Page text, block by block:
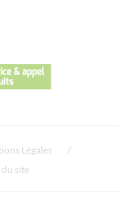
Légales
du site